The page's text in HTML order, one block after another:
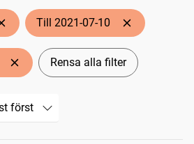
Till 2021-07-10
Rensa alla filter